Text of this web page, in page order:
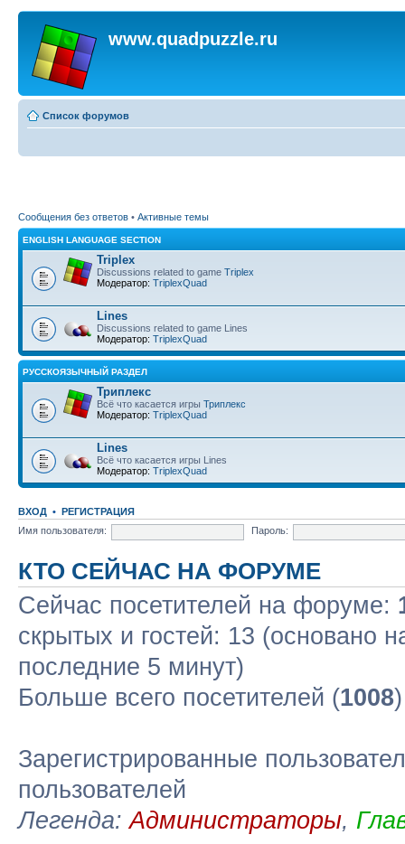
www.quadpuzzle.ru
Список форумов
Сообщения без ответов • Активные темы
ENGLISH LANGUAGE SECTION
Triplex
Discussions related to game Triplex
Модератор: TriplexQuad
Lines
Discussions related to game Lines
Модератор: TriplexQuad
РУССКОЯЗЫЧНЫЙ РАЗДЕЛ
Триплекс
Всё что касается игры Триплекс
Модератор: TriplexQuad
Lines
Всё что касается игры Lines
Модератор: TriplexQuad
ВХОД • РЕГИСТРАЦИЯ
Имя пользователя:
Пароль:
КТО СЕЙЧАС НА ФОРУМЕ
Сейчас посетителей на форуме:
скрытых и гостей: 13 (основано
последние 5 минут)
Больше всего посетителей (1008
Зарегистрированные
пользователей
Легенда:Администраторы,